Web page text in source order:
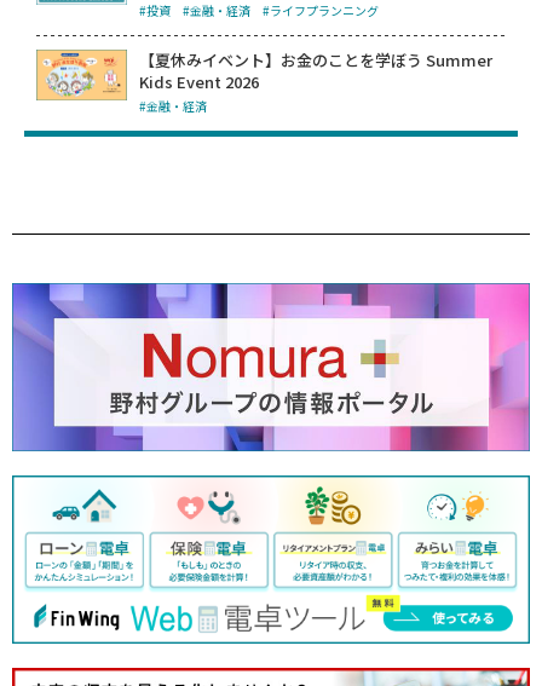
#投資 #金融・経済 #ライフプランニング
【夏休みイベント】お金のことを学ぼう Summer
Kids Event 2026
#金融・経済